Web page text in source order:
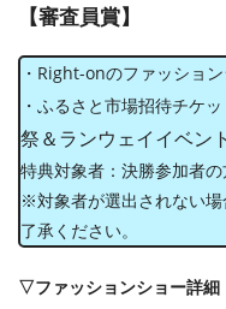
【審査員賞】
・Right-onのファッショ
・ふるさと市場招待チケ
祭＆ランウェイイベン
特典対象者：決勝参加者
※対象者が選出されない
了承ください。
▽ファッションショー詳細